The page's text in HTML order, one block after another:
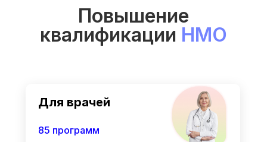
Повышение
квалификации НМО
Для врачей
85 программ